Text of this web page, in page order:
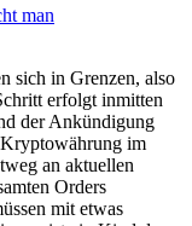
man
sich in Grenzen, also
erfolgt inmitten
der Ankündigung
im
an aktuellen
Orders
mit etwas